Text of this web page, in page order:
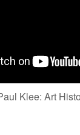
Klee: Art